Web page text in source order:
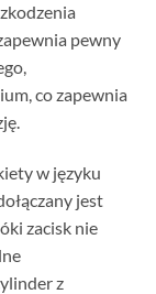
pewny
co zapewnia
w języku
jest
zacisk nie
z